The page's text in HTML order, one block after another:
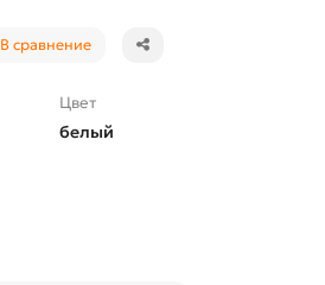
В сравнение
Цвет
белый